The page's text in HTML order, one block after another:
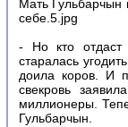
Мать Гульбарчын
себе.5.jpg
- Но кто отдаст
старалась
доила коров. И
свекровь
миллионеры.
Гульбарчын.